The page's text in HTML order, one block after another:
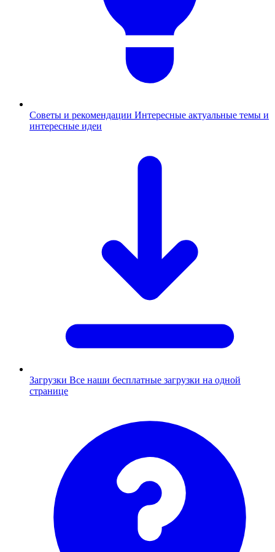
Советы и рекомендации Интересные актуальные темы и
интересные идеи
Загрузки Все наши бесплатные загрузки на одной
странице